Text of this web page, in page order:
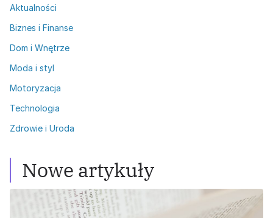
Aktualności
Biznes i Finanse
Dom i Wnętrze
Moda i styl
Motoryzacja
Technologia
Zdrowie i Uroda
Nowe artykuły